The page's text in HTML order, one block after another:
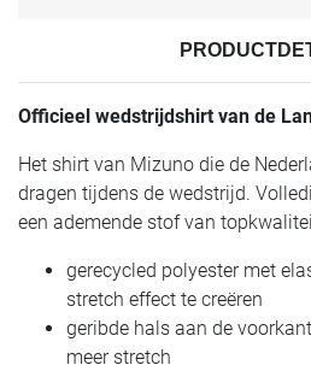
Officieel wedstrijdshirt van de
Het shirt van Mizuno die de
dragen tijdens de wedstrijd.
een ademende stof van
gerecycled polyester met
stretch effect te creëren
geribde hals aan de
meer stretch